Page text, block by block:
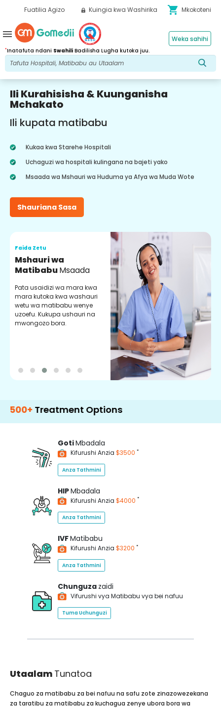
Fuatilia Agizo Kuingia kwa Washirika shopping_cart Mkokoteni
*Inatafuta ndani Swahili Badilisha Lugha kutoka juu.
Weka sahihi
menu
Ili Kurahisisha & Kuunganisha
Mchakato
Ili kupata matibabu
Kukaa kwa Starehe Hospitali
Uchaguzi wa hospitali kulingana na bajeti yako
Msaada wa Mshauri wa Huduma ya Afya wa Muda Wote
Shauriana Sasa
Faida Zetu
Mshauri wa
MatibabuMsaada
Pata usaidizi wa mara kwa
mara kutoka kwa washauri
wetu wa matibabu wenye
uzoefu. Kukupa ushauri na
mwongozo bora.
Treatment Options
GotiMbadala
Kifurushi Anzia $3500 *
Anza Tathmini
HIPMbadala
Kifurushi Anzia $4000 *
Anza Tathmini
IVFMatibabu
Kifurushi Anzia $3200 *
Anza Tathmini
Chunguza zaidi
Vifurushi vya Matibabu vya bei nafuu
Tuma Uchunguzi
Utaalam Tunatoa
Chaguo za matibabu za bei nafuu na safu zote zinazowezekana
za taratibu za matibabu za kuchagua zenye ubora bora wa